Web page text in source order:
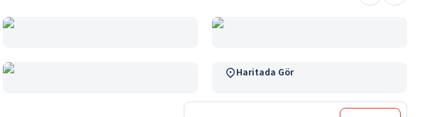
Haritada Gör